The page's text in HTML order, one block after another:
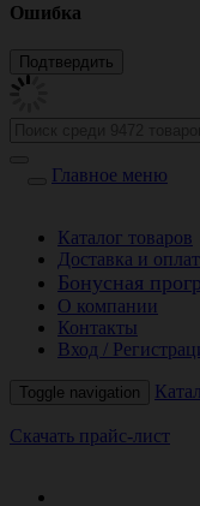
Ошибка
Главное меню
Каталог товаров
Доставка и
Бонусная
О компании
Контакты
Вход /
Toggle navigation
Скачать прайс-лист